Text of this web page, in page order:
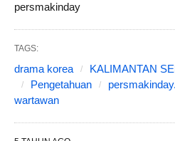
persmakinday
TAGS:
drama korea KALIMANTAN
Pengetahuan
wartawan